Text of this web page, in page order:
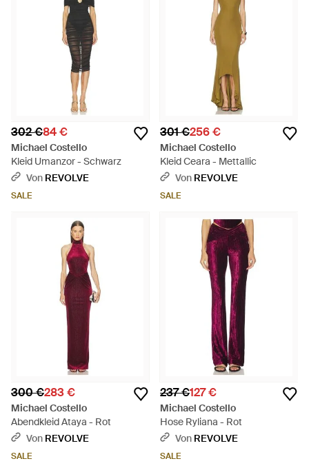
302 €84 €
Michael Costello
Kleid Umanzor - Schwarz
Von REVOLVE
SALE
301 €256 €
Michael Costello
Kleid Ceara - Mettallic
Von REVOLVE
SALE
300 €283 €
Michael Costello
Abendkleid Ataya - Rot
Von REVOLVE
SALE
237 €127 €
Michael Costello
Hose Ryliana - Rot
Von REVOLVE
SALE